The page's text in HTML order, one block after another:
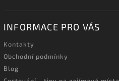
INFORMACE PRO VÁS
Kontakty
Obchodní podmínky
Blog